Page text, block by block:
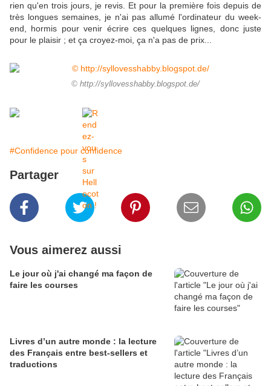
rien qu'en trois jours, je revis. Et pour la première fois depuis de
très longues semaines, je n'ai pas allumé l'ordinateur du week-
end, hormis pour venir écrire ces quelques lignes, donc juste
pour le plaisir ; et ça croyez-moi, ça n'a pas de prix...
© http://syllovesshabby.blogspot.de/
#Confidence pour confidence
Partager
Vous aimerez aussi
Le jour où j'ai changé ma façon de
faire les courses
Livres d’un autre monde : la lecture
des Français entre best-sellers et
traductions